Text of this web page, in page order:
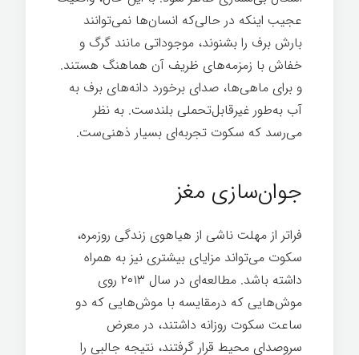
عجیب اینکه در حالی‌که انسان‌ها نمی‌توانند
بارش برف را بشنوند، موجوداتی مانند گرگ و
خفاش با زمزمه‌های ظریف آن هماهنگ هستند.
و برای ماهی‌ها، صدای برخورد دانه‌های برف به
آب به‌طور غیرقابل‌تحملی بلندست. به نظر
می‌رسد که سکوت تجربه‌ای بسیار ذهنی‌ست.
جوان‌سازی مغز
فراتر از مهلت ناشی از هیاهوی زندگی روزمره،
سکوت می‌تواند مزایای بیشتری نیز به همراه
داشته باشد. مطالعه‌ای در سال ۲۰۱۳ روی
موش‌هایی که درمقایسه با موش‌هایی که دو
ساعت سکوت روزانه داشتند، در معرض
سروصدای محیط قرار گرفتند، نتیجه جالبی را